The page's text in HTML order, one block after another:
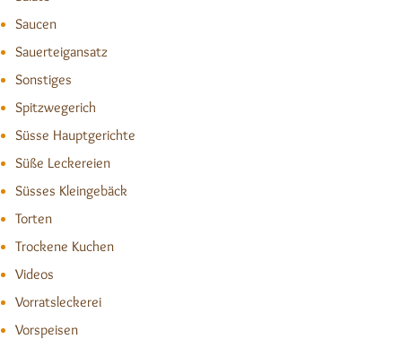
Saucen
Sauerteigansatz
Sonstiges
Spitzwegerich
Süsse Hauptgerichte
Süße Leckereien
Süsses Kleingebäck
Torten
Trockene Kuchen
Videos
Vorratsleckerei
Vorspeisen